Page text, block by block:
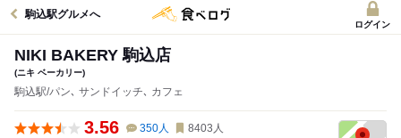
駒込駅グルメへ
ログイン
NIKI BAKERY 駒込店
(ニキ ベーカリー)
駒込駅/パン､ サンドイッチ､ カフェ
3.56 350人 8403 人